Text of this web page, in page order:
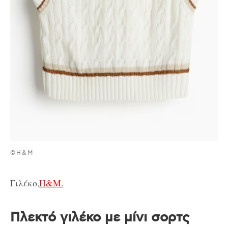
©H&M
Γιλέκο,H&M.
Πλεκτό γιλέκο με μίνι σορτς